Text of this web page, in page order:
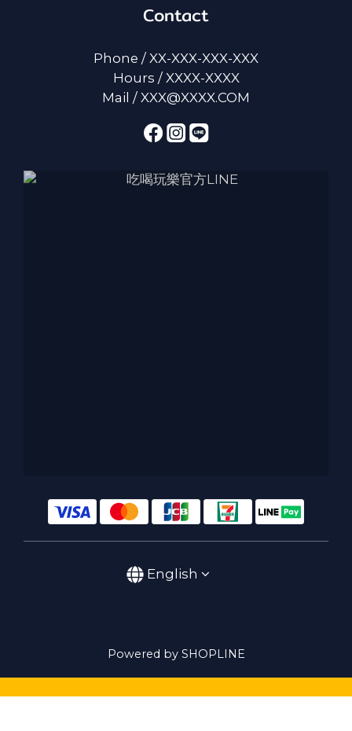
Contact
Phone / XX-XXX-XXX-XXX
Hours / XXXX-XXXX
Mail / XXX@XXXX.COM
English
Powered by SHOPLINE